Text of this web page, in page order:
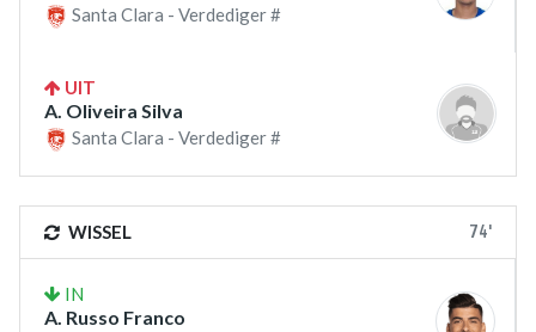
Santa Clara - Verdediger #
UIT
A. Oliveira Silva
Santa Clara - Verdediger #
WISSEL 74'
IN
A. Russo Franco